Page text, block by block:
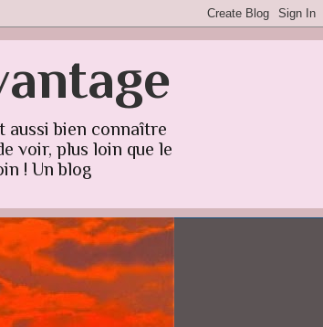
aussi bien connaître
voir, plus loin que le
! Un blog